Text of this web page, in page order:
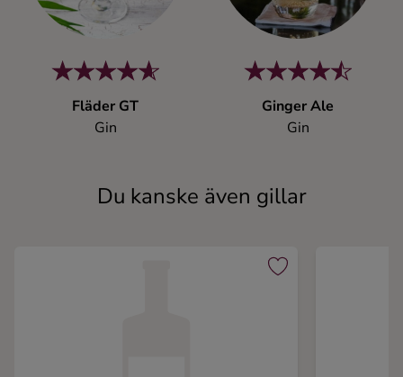
Fläder GT
Gin
Ginger Ale
Gin
Du kanske även gillar